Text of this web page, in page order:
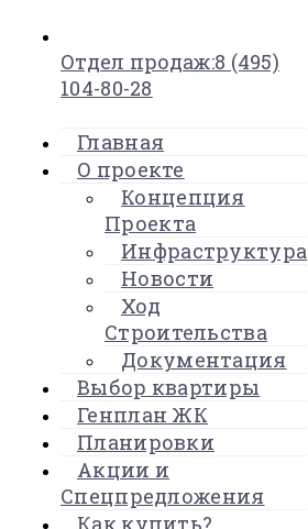
Отдел продаж:8 (495)
104-80-28
Главная
О проекте
Концепция
Проекта
Инфраструктура
Новости
Ход
Строительства
Документация
Выбор квартиры
Генплан ЖК
Планировки
Акции и
Спецпредложения
Как купить?